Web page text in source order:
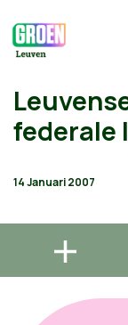
federale
14 Januari 2007